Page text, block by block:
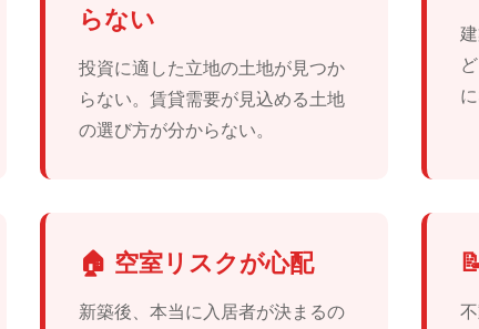
らない
投資に適した立地の土地が見つか
らない。賃貸需要が見込める土地
の選び方が分からない。
🏠 空室リスクが心配
新築後、本当に入居者が決まるの